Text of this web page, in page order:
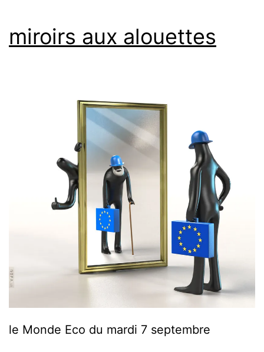
miroirs aux alouettes
le Monde Eco du mardi 7 septembre